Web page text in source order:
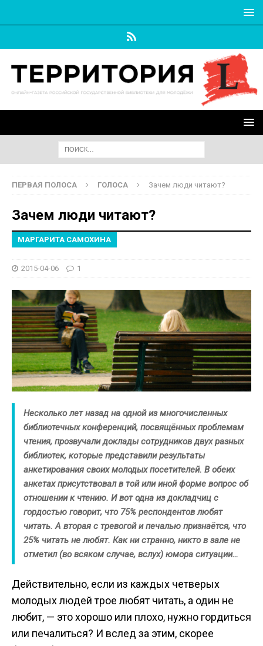
ПЕРВАЯ ПОЛОСА ГОЛОСА Зачем люди читают?
Зачем люди читают?
МАРГАРИТА САМОХИНА
2015-04-06 1
Несколько лет назад на одной из многочисленных
библиотечных конференций, посвящённых проблемам
чтения, прозвучали доклады сотрудников двух разных
библиотек, которые представили результаты
анкетирования своих молодых посетителей. В обеих
анкетах присутствовал в той или иной форме вопрос об
отношении к чтению. И вот одна из докладчиц с
гордостью говорит, что 75% респондентов любят
читать. А вторая с тревогой и печалью признаётся, что
25% читать не любят. Как ни странно, никто в зале не
отметил (во всяком случае, вслух) юмора ситуации…
Действительно, если из каждых четверых
молодых людей трое любят читать, а один не
любит, — это хорошо или плохо, нужно гордиться
или печалиться? И вслед за этим, скорее